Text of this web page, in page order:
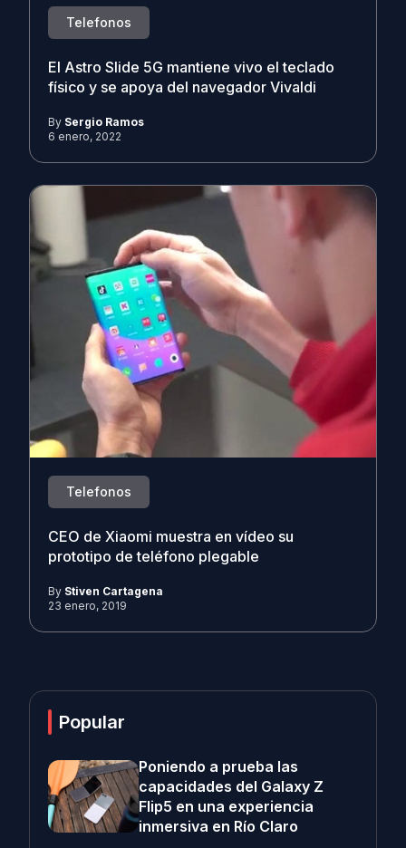
Telefonos
El Astro Slide 5G mantiene vivo el teclado
físico y se apoya del navegador Vivaldi
By Sergio Ramos
6 enero, 2022
Telefonos
CEO de Xiaomi muestra en vídeo su
prototipo de teléfono plegable
By Stiven Cartagena
23 enero, 2019
Popular
Poniendo a prueba las
capacidades del Galaxy Z
Flip5 en una experiencia
inmersiva en Río Claro